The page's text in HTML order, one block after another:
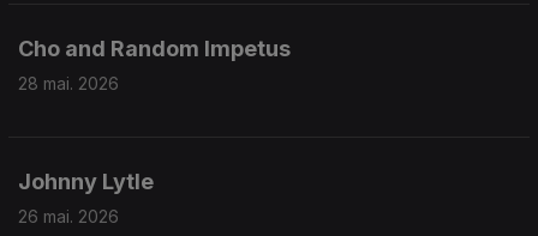
Cho and Random Impetus
28 mai. 2026
Johnny Lytle
26 mai. 2026